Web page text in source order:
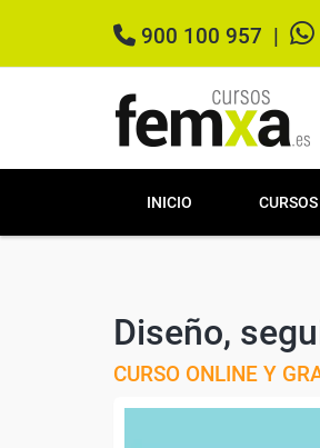
900 100 957
INICIO CURSOS
Diseño,
CURSO ONLINE Y